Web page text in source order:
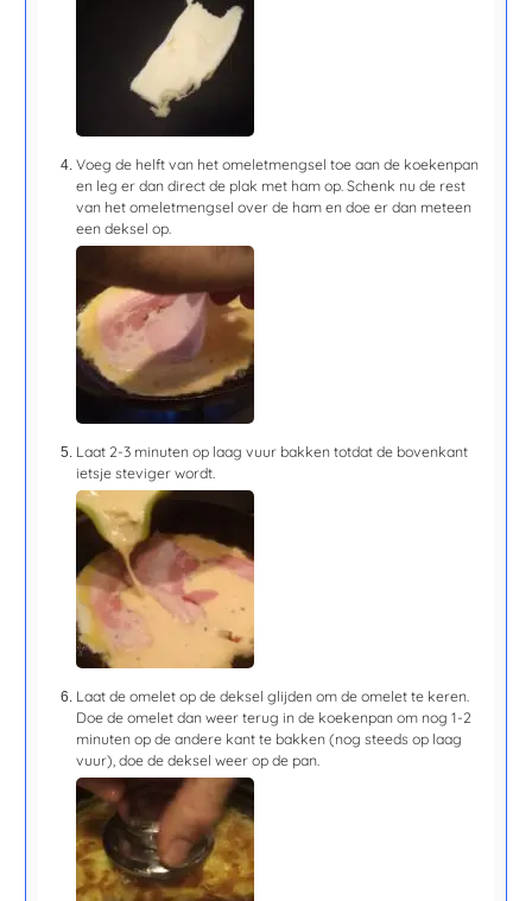
Voeg de helft van het omeletmengsel toe aan de koekenpan
en leg er dan direct de plak met ham op. Schenk nu de rest
van het omeletmengsel over de ham en doe er dan meteen
een deksel op.
Laat 2-3 minuten op laag vuur bakken totdat de bovenkant
ietsje steviger wordt.
Laat de omelet op de deksel glijden om de omelet te keren.
Doe de omelet dan weer terug in de koekenpan om nog1-2
minuten op de andere kant te bakken (nog steeds op laag
vuur), doe de deksel weer op de pan.